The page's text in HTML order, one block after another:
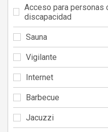
Acceso para personas
discapacidad
Sauna
Vigilante
Internet
Barbecue
Jacuzzi